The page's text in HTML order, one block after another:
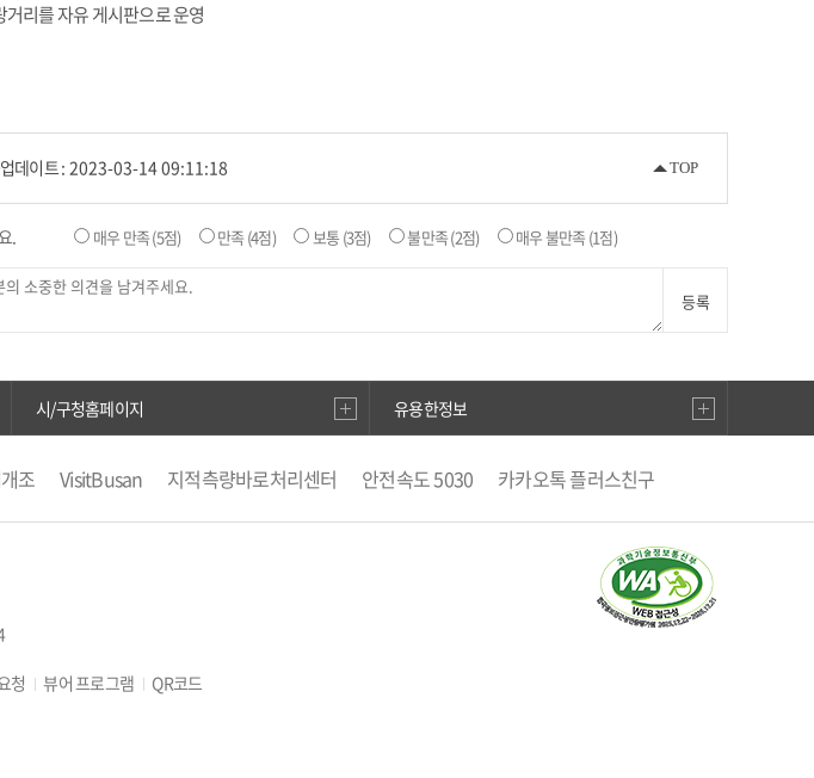
리를 자유 게시판으로 운영
TOP
데이트 :2023-03-14 09:11:18
. 매우 만족(5점) 만족 (4점) 보통(3점) 불만족(2점) 매우 불만족 (1점)
등록
시/구청홈페이지 유용한정보
조 VisitBusan 지적측량바로처리센터 안전속도 5030
카카오톡 플러스친구
청 뷰어 프로그램 QR코드